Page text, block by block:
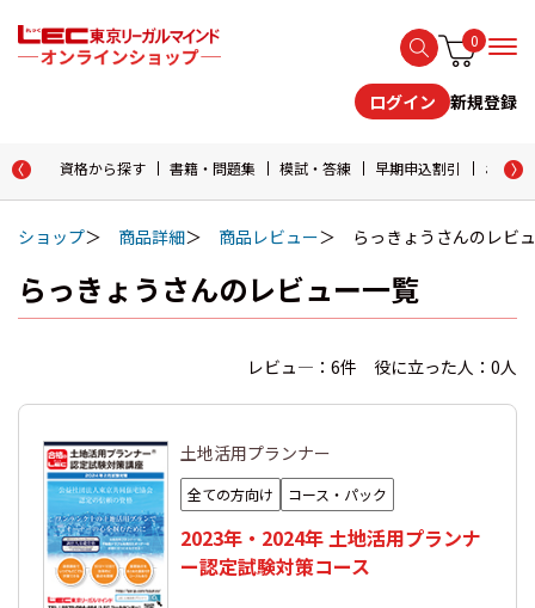
0
ログイン 新規登録
資格から探す 書籍・問題集 模試・答練 早期申込割引 おため
ショップ 商品詳細 商品レビュー らっきょうさんのレビ
らっきょうさんのレビュー一覧
レビュ―：6件 役に立った人：0人
土地活用プランナー
全ての方向け コース・パック
2023年・2024年 土地活用プランナ
ー認定試験対策コース